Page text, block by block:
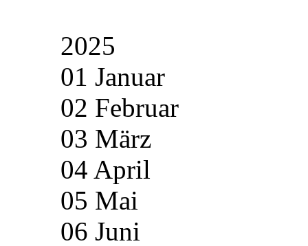
2025
01 Januar
02 Februar
03 März
04 April
05 Mai
06 Juni